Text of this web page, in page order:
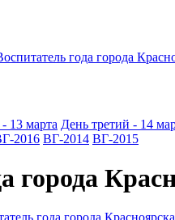
года города
13 марта День третий - 14
2016 ВГ-2014 ВГ-2015
города